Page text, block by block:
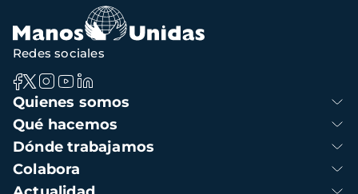
Navegación
principal
Quienes somos
Qué hacemos
Dónde trabajamos
Colabora
Redes sociales